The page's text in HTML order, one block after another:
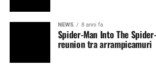
NEWS 8 anni fa
Spider-Man Into The
reunion tra arrampicamuri